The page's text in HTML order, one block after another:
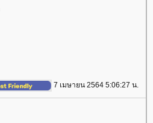
7 เมษายน 2564 5:06:27 น.